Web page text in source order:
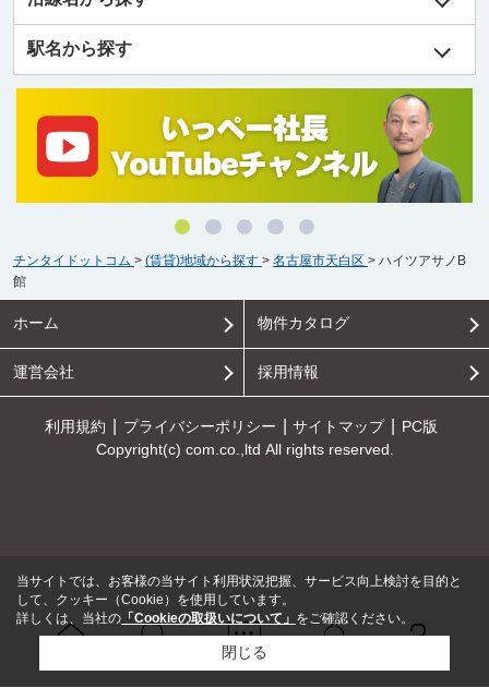
問い合せ
駅名から探す
チンタイドットコム > (賃貸)地域から探す > 名古屋市天白区 > ハイツアサノB
館
ホーム 物件カタログ
運営会社 採用情報
利用規約 プライバシーポリシー サイトマップ
PC版
Copyright(c) com.co.,ltd All rights reserved.
当サイトでは、お客様の当サイト利用状況把握、サービス向上検討を目的と
して、クッキー（Cookie）を使用しています。
詳しくは、当社の 「Cookieの取扱いについて」 をご確認ください。
閉じる